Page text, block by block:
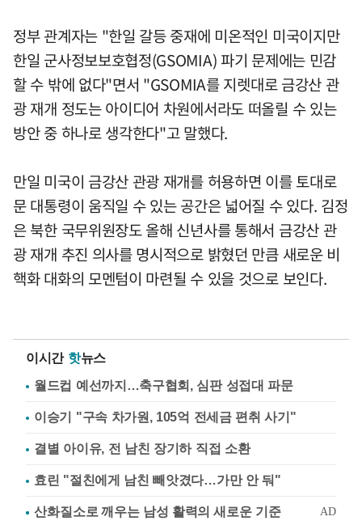
정부 관계자는 "한일 갈등 중재에 미온적인 미국이지만
한일 군사정보보호협정(GSOMIA) 파기 문제에는 민감
할 수 밖에 없다"면서 "GSOMIA를 지렛대로 금강산 관
광 재개 정도는 아이디어 차원에서라도 떠올릴 수 있는
방안 중 하나로 생각한다"고 말했다.
만일 미국이 금강산 관광 재개를 허용하면 이를 토대로
문 대통령이 움직일 수 있는 공간은 넓어질 수 있다. 김정
은 북한 국무위원장도 올해 신년사를 통해서 금강산 관
광 재개 추진 의사를 명시적으로 밝혔던 만큼 새로운 비
핵화 대화의 모멘텀이 마련될 수 있을 것으로 보인다.
이시간 핫뉴스
월드컵 예선까지…축구협회, 심판 성접대 파문
이승기 "구속 차가원, 105억 전세금 편취 사기"
결별 아이유, 전 남친 장기하 직접 소환
효린 "절친에게 남친 빼앗겼다…가만 안 둬"